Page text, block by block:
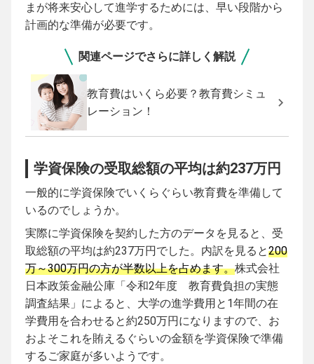
まが将来安心して進学するためには、早い段階から
計画的な準備が必要です。
関連ページでさらに詳しく解説
教育費はいくら必要？教育費シミュ
レーション！
学資保険の受取総額の平均は約237万円
一般的に学資保険でいくらぐらい教育費を準備して
いるのでしょうか。
実際に学資保険を契約した方のデータを見ると、受
取総額の平均は約237万円でした。内訳を見ると200
万～300万円の方が半数以上を占めます。株式会社
日本政策金融公庫「令和2年度 教育費負担の実態
調査結果」によると、大学の進学費用と1年間の在
学費用を合わせると約250万円になりますので、お
およそこれを賄えるぐらいの金額を学資保険で準備
するご家庭が多いようです。